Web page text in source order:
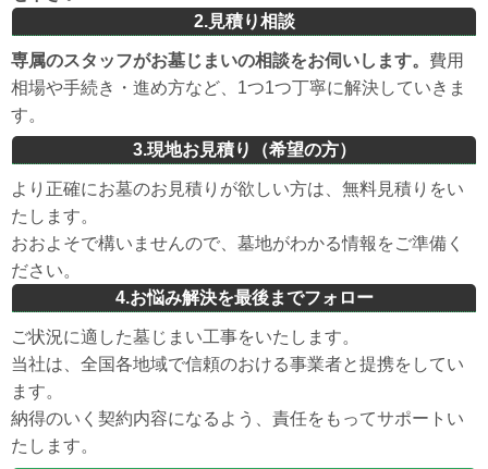
2.見積り相談
専属のスタッフがお墓じまいの相談をお伺いします。 費用
相場や手続き・進め方など、1つ1つ丁寧に解決していきま
す。
3.現地お見積り（希望の方）
より正確にお墓のお見積りが欲しい方は、無料見積りをい
たします。
おおよそで構いませんので、墓地がわかる情報をご準備く
ださい。
4.お悩み解決を最後までフォロー
ご状況に適した墓じまい工事をいたします。
当社は、全国各地域で信頼のおける事業者と提携をしてい
ます。
納得のいく契約内容になるよう、責任をもってサポートい
たします。